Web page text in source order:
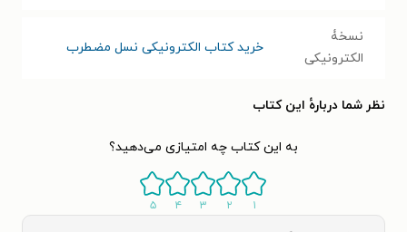
نسخۀ
الکترونیکی
خرید کتاب الکترونیکی نسل مضطرب
نظر شما دربارهٔ این کتاب
به این کتاب چه امتیازی می‌دهید؟
۱ ۲ ۳ ۴ ۵